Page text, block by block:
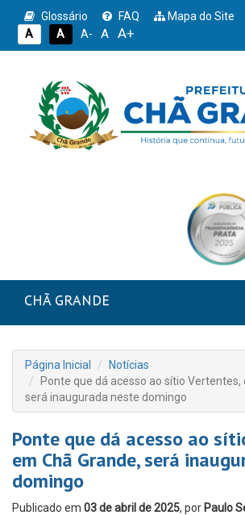
Glossário FAQ Mapa do Site
A
A A- A A+
CHÃ GRANDE
Página Inicial
Notícias
Ponte que dá acesso ao sítio Vertentes,
será inaugurada neste domingo
Ponte que dá acesso ao
em Chã Grande, será
domingo
Publicado em 03 de abril de 2025, por Paulo